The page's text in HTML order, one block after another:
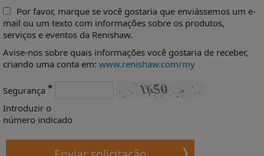
Por favor, marque se você gostaria que enviássemos um e-
mail ou um texto com informações sobre os produtos,
serviços e eventos da Renishaw.
Avise-nos sobre quais informações você gostaria de receber,
criando uma conta em: www.renishaw.com/my
Segurança *
Introduzir o
número indicado